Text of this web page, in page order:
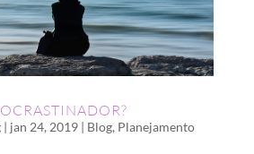
| jan 24, 2019| Blog, Planejamento